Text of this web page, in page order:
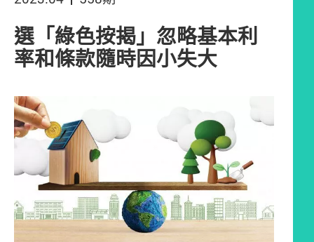
選「綠色按揭」忽略基本利
率和條款隨時因小失大